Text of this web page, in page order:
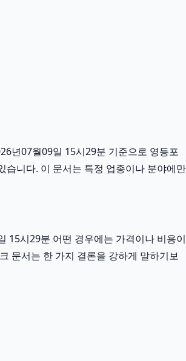
년07월09일 15시29분 기준으로 영등포
습니다. 이 문서는 특정 업종이나 분야에만
15시29분 어떤 경우에는 가격이나 비용이
문서는 한 가지 결론을 강하게 말하기보